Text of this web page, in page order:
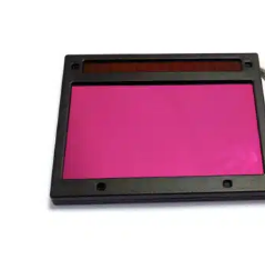
Відгуки
Про нас
Доставка та оплата